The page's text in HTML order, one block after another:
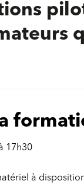
17h30
à